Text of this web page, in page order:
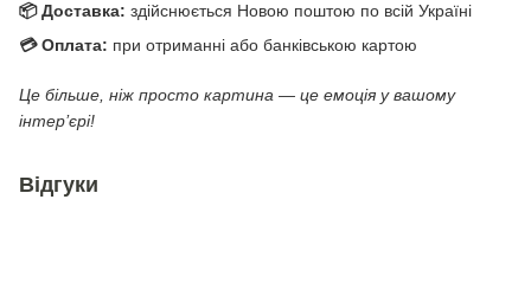
📦 Доставка: здійснюється Новою поштою по всій Україні
💳 Оплата: при отриманні або банківською картою
Це більше, ніж просто картина — це емоція у вашому
інтер’єрі!
Відгуки